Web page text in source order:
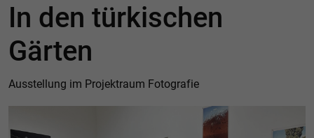
In den türkischen
Gärten
Ausstellung im Projektraum Fotografie